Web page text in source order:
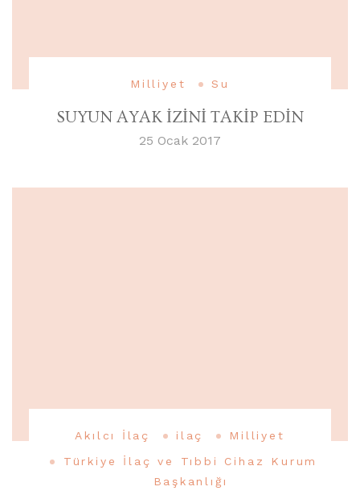
Milliyet Su
SUYUN AYAK İZİNİ TAKİP EDİN
25 Ocak 2017
Akılcı İlaç ilaç
Milliyet
Türkiye İlaç ve Tıbbi Cihaz Kurum
Başkanlığı